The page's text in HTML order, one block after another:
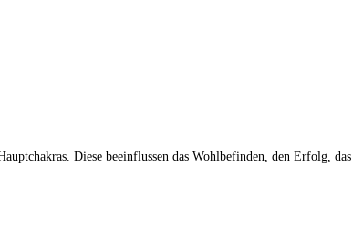
Diese beeinflussen das Wohlbefinden, den Erfolg,